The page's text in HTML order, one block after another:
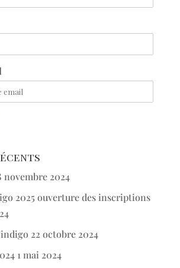
novembre 2024
2025 ouverture des inscriptions
22 octobre 2024
1 mai 2024